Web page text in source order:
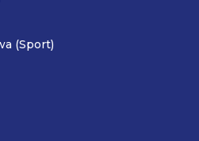
(Sport)